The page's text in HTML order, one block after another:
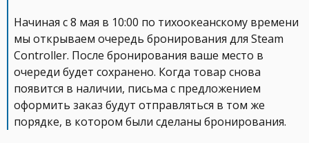
Начиная с 8 мая в 10:00 по тихоокеанскому времени
мы открываем очередь бронирования для Steam
Controller. После бронирования ваше место в
очереди будет сохранено. Когда товар снова
появится в наличии, письма с предложением
оформить заказ будут отправляться в том же
порядке, в котором были сделаны бронирования.